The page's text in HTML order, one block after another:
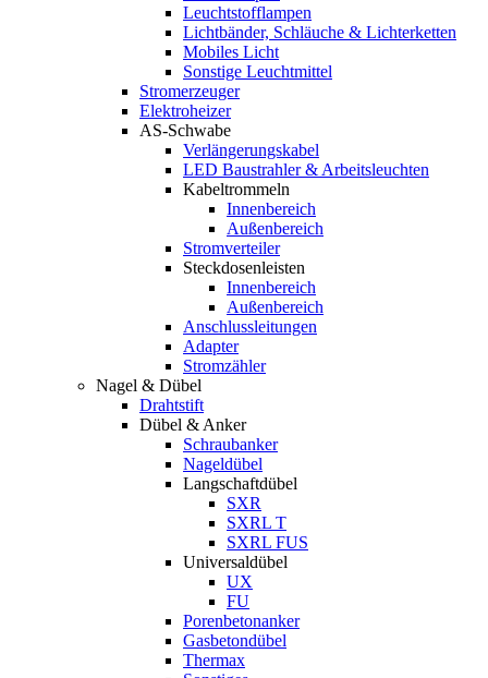
Leuchtstofflampen
Lichtbänder, Schläuche & Lichterketten
Mobiles Licht
Sonstige Leuchtmittel
Stromerzeuger
Elektroheizer
AS-Schwabe
Verlängerungskabel
LED Baustrahler & Arbeitsleuchten
Kabeltrommeln
Innenbereich
Außenbereich
Stromverteiler
Steckdosenleisten
Innenbereich
Außenbereich
Anschlussleitungen
Adapter
Stromzähler
Nagel & Dübel
Drahtstift
Dübel & Anker
Schraubanker
Nageldübel
Langschaftdübel
SXR
SXRL T
SXRL FUS
Universaldübel
UX
FU
Porenbetonanker
Gasbetondübel
Thermax